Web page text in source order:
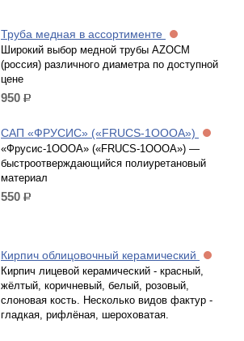
Труба медная в ассортименте
Широкий выбор медной трубы AZOCM
(россия) различного диаметра по доступной
цене
950 р.
САП «ФРУСИС» («FRUCS-1ОООА»)
«Фрусис-1ОООА» («FRUCS-1ОООА») —
быстроотверждающийся полиуретановый
материал
550 р.
Кирпич облицовочный керамический
Кирпич лицевой керамический - красный,
жёлтый, коричневый, белый, розовый,
слоновая кость. Несколько видов фактур -
гладкая, рифлёная, шероховатая.